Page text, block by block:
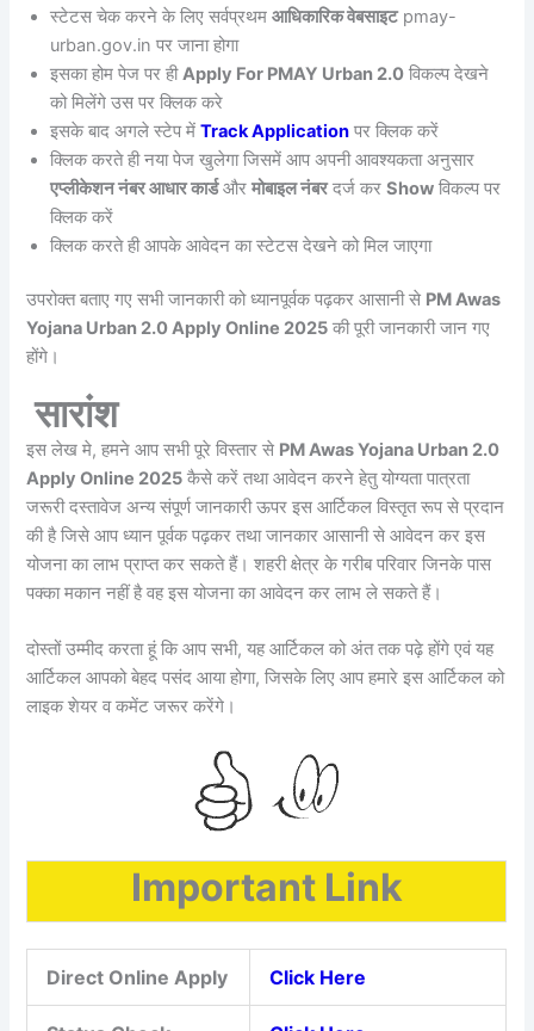
स्टेटस चेक करने के लिए सर्वप्रथमआधिकारिक वेबसाइटpmay-
urban.gov.in पर जाना होगा
इसका होम पेज पर ही Apply For PMAY Urban 2.0 विकल्प देखने
को मिलेंगे उस पर क्लिक करे
इसके बाद अगले स्टेप मेंTrack Application पर क्लिक करें
क्लिक करते ही नया पेज खुलेगा जिसमें आप अपनी आवश्यकता अनुसार
एप्लीकेशन नंबर आधार कार्डऔरमोबाइल नंबरदर्ज करShow विकल्प पर
क्लिक करें
क्लिक करते ही आपके आवेदन का स्टेटस देखने को मिल जाएगा
उपरोक्त बताए गए सभी जानकारी को ध्यानपूर्वक पढ़कर आसानी से PM Awas
Yojana Urban 2.0 Apply Online 2025 की पूरी जानकारी जान गए
होंगे।
सारांश
इस लेख मे, हमने आप सभी पूरे विस्तार से PM Awas Yojana Urban 2.0
Apply Online 2025 कैसे करें तथा आवेदन करने हेतु योग्यता पात्रता
जरूरी दस्तावेज अन्य संपूर्ण जानकारी ऊपर इस आर्टिकल विस्तृत रूप से प्रदान
की है जिसे आप ध्यान पूर्वक पढ़कर तथा जानकार आसानी से आवेदन कर इस
योजना का लाभ प्राप्त कर सकते हैं। शहरी क्षेत्र के गरीब परिवार जिनके पास
पक्का मकान नहीं है वह इस योजना का आवेदन कर लाभ ले सकते हैं।
दोस्तों उम्मीद करता हूं कि आप सभी, यह आर्टिकल को अंत तक पढ़े होंगे एवं यह
आर्टिकल आपको बेहद पसंद आया होगा, जिसके लिए आप हमारे इस आर्टिकल को
लाइक शेयर व कमेंट जरूर करेंगे।
Important Link
Direct Online Apply Click Here